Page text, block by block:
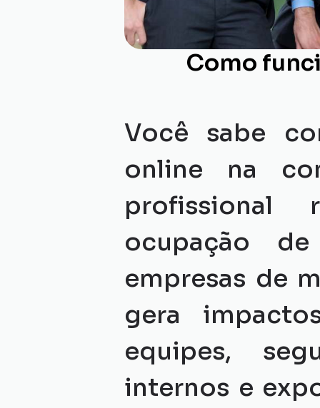
Como
Você sabe
online na
profissional
ocupação
empresas de
gera
equipes,
internos e